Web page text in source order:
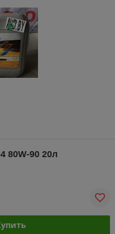
80W-90 20л